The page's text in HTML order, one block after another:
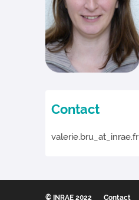
Contact
valerie.bru_at_inrae.fr
© INRAE 2022 Contact